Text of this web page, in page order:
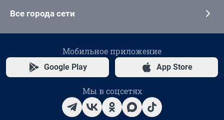
Все города сети
Мобильное приложение
Google Play App Store
Мы в соцсетях